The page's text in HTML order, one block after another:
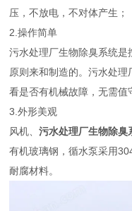
压，不放电，不对体产生；
2.操作简单
污水处理厂生物除臭系统
原则来和制造的。污水处
看是否有机械故障，无需值
3.外形美观
风机、污水处理厂生物除臭
有机玻璃钢，循水泵采用
耐腐材料。